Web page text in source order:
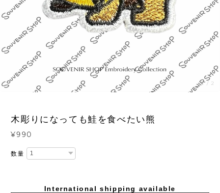
1/2
木彫りになっても鮭を食べたい熊
¥990
数量
International shipping available